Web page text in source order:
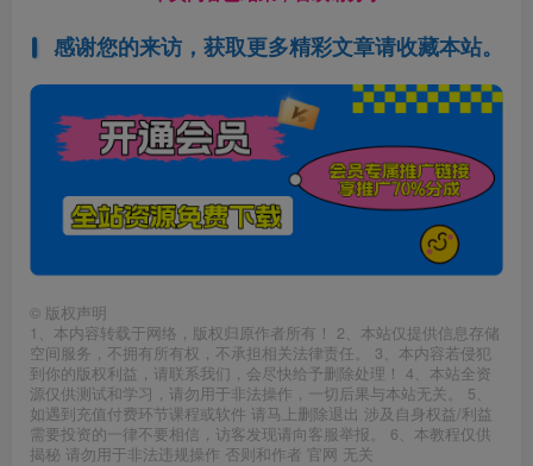
感谢您的来访，获取更多精彩文章请收藏本站。
© 版权声明
1、本内容转载于网络，版权归原作者所有！ 2、本站仅提供信息存储
空间服务，不拥有所有权，不承担相关法律责任。 3、本内容若侵犯
到你的版权利益，请联系我们，会尽快给予删除处理！ 4、本站全资
源仅供测试和学习，请勿用于非法操作，一切后果与本站无关。 5、
如遇到充值付费环节课程或软件 请马上删除退出 涉及自身权益/利益
需要投资的一律不要相信，访客发现请向客服举报。 6、本教程仅供
揭秘 请勿用于非法违规操作 否则和作者 官网 无关